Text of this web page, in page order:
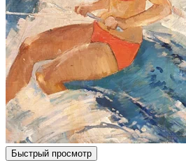
Быстрый просмотр